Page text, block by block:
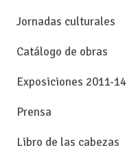
Jornadas culturales
Catálogo de obras
Exposiciones 2011-14
Prensa
Libro de las cabezas